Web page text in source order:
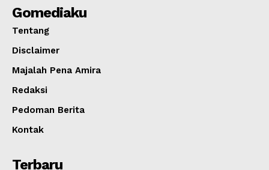
Gomediaku
Tentang
Disclaimer
Majalah Pena Amira
Redaksi
Pedoman Berita
Kontak
Terbaru